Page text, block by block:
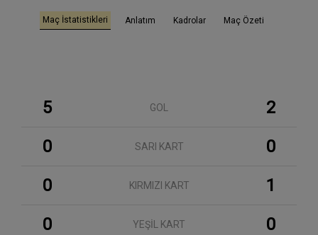
Maç İstatistikleri Anlatım Kadrolar Maç Özeti
5 GOL
2
0
SARI KART
0
0
KIRMIZI KART
1
0
YEŞİL KART
0